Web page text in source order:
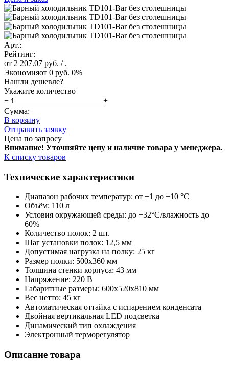
Арт.:
Рейтинг:
от 2 207.07 руб. / .
Экономияот 0 руб. 0%
Нашли дешевле?
Укажите количество
−
+
Сумма:
В корзину
Отправить заявку
Цена по запросу
Внимание! Уточняйте цену и наличие товара у менеджера.
К списку товаров
Технические характеристики
Диапазон рабочих температур: от +1 до +10 °C
Объём: 110 л
Условия окружающей среды: до +32°C/влажность до
60%
Количество полок: 2 шт.
Шаг установки полок: 12,5 мм
Допустимая нагрузка на полку: 25 кг
Размер полки: 500х360 мм
Толщина стенки корпуса: 43 мм
Напряжение: 220 В
Габаритные размеры: 600х520х810 мм
Вес нетто: 45 кг
Автоматическая оттайка с испарением конденсата
Двойная вертикальная LED подсветка
Динамический тип охлаждения
Электронный терморегулятор
Описание товара